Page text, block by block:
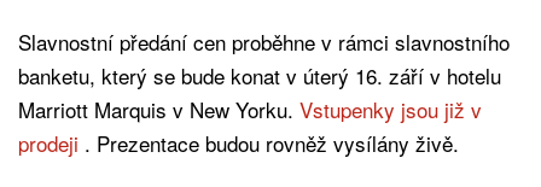
Slavnostní předání cen proběhne v rámci slavnostního
banketu, který se bude konat v úterý 16. září v hotelu
Marriott Marquis v New Yorku. Vstupenky jsou již v
prodeji . Prezentace budou rovněž vysílány živě.